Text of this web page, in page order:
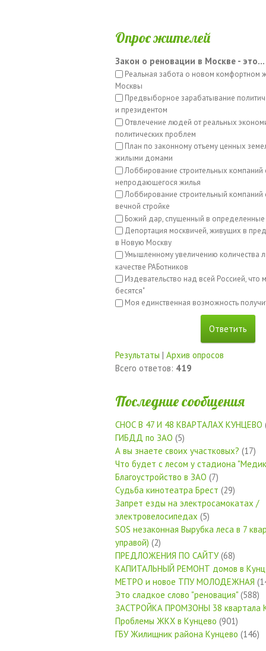
Опрос жителей
Закон о реновации в Москве - это...
Реальная забота о новом комфортном
Москвы
Предвыборное зарабатывание
и президентом
Отвлечение людей от реальных
политических проблем
План по законному отъему ценных
жилыми домами
Лоббирование строительных компаний
непродающегося жилья
Лоббирование строительный компаний
вечной стройке
Божий дар, спущенный в
Депортация москвичей, живущих в
в Новую Москву
Умышленному увеличению количества
качестве РАБотников
Издевательство над всей Россией, что
бесятся"
Моя единственная возможность
Результаты | Архив опросов
Всего ответов: 419
Последние сообщения
СНОС В 47 И 48 КВАРТАЛАХ КУНЦЕВО
ГИБДД по ЗАО (5)
А вы знаете своих участковых? (17)
Что будет с лесом у стадиона
Благоустройство в ЗАО (7)
Судьба кинотеатра Брест (29)
Запрет езды на электросамокатах /
электровелосипедах (5)
SOS незаконная Вырубка леса в 7
управой) (2)
ПРЕДЛОЖЕНИЯ ПО САЙТУ(68)
КАПИТАЛЬНЫЙ РЕМОНТ домов в
МЕТРО и новое ТПУ МОЛОДЕЖНАЯ
Это сладкое слово "реновация" (588)
ЗАСТРОЙКА ПРОМЗОНЫ 38 квартала
Проблемы ЖКХ в Кунцево (901)
ГБУ Жилищник района Кунцево (146)